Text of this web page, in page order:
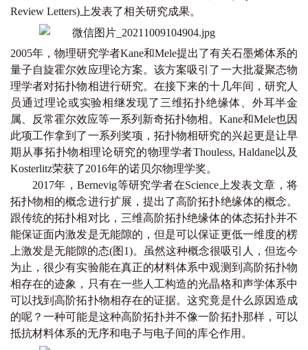
Review Letters)上发表了相关研究成果。
2005年，物理研究学者Kane和Mele提出了有关石墨烯体系的
量子自旋霍尔效应理论方案。该方案吸引了一大批凝聚态物
理学者对拓扑物相进行研究。在接下来的十几年间，研究人
员通过理论或实验相继发现了三维拓扑绝缘体、外耳半金
属、反常霍尔效应等一系列新奇拓扑物相。Kane和Mele也因
此项工作拿到了一系列奖项，拓扑物相研究的兴起更是让早
期从事拓扑物相理论研究的物理学者Thouless, Haldane以及
Kosterlitz荣获了2016年的诺贝尔物理学奖。
2017年，Bernevig等研究学者在Science上发表文章，将
拓扑物相的概念进行扩展，提出了高阶拓扑绝缘体的概念。
跟传统的拓扑相对比，三维高阶拓扑绝缘体的体态拓扑并不
能保证面内激发是无能隙的，但是可以保证更低一维度的楞
上激发是无能隙的态(图1)。虽然这种概念很吸引人，但迄今
为止，很少有实验能在真正的材料体系中观测到高阶拓扑物
相存在的迹象，只有在一些人工构造的光晶格和声学体系中
可以找到高阶拓扑物相存在的证据。这究竟是什么原因造成
的呢？一种可能是这种高阶拓扑并不像一阶拓扑那样，可以
抵抗材料体系的无序和电子与电子间的库仑作用。